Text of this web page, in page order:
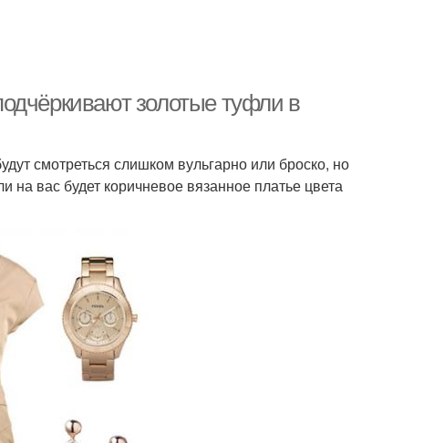
золотые туфли в
смотреться слишком вульгарно или броско, но
на вас будет коричневое вязанное платье цвета